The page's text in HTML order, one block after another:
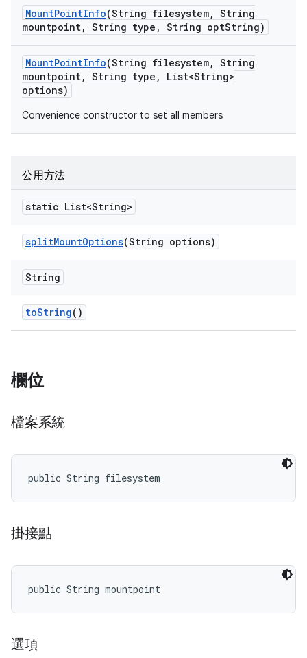
MountPointInfo(String filesystem, String
mountpoint, String type , String optString)
MountPointInfo(String filesystem, String
mountpoint, String type ,
List<String>
options)
Convenience constructor to set all members
公用方法
static List<String>
splitMountOptions(String options)
String
toString()
欄位
檔案系統
public String filesystem
掛接點
public String mountpoint
選項